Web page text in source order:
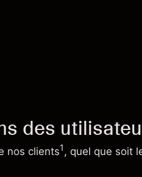
des
nos clients1, quel que soit